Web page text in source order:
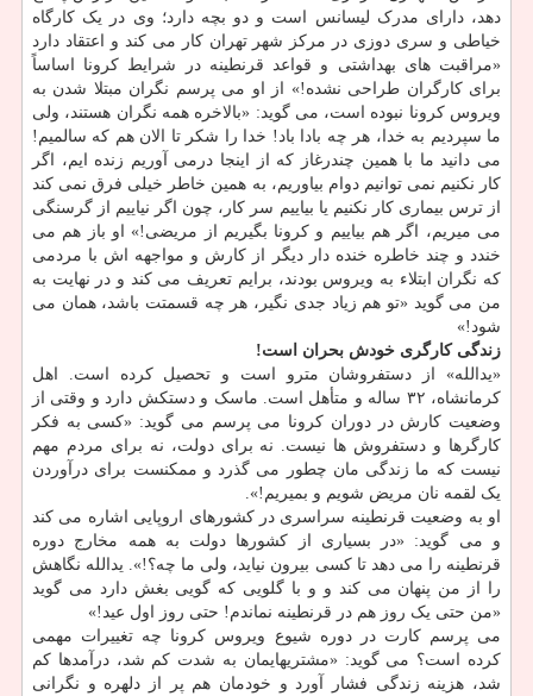
دهد، دارای مدرک لیسانس است و دو بچه دارد؛ وی در یک کارگاه
خیاطی و سری دوزی در مرکز شهر تهران کار می کند و اعتقاد دارد
«مراقبت های بهداشتی و قواعد قرنطینه در شرایط کرونا اساساً
برای کارگران طراحی نشده!» از او می پرسم نگران مبتلا شدن به
ویروس کرونا نبوده است، می گوید: «بالاخره همه نگران هستند، ولی
ما سپردیم به خدا، هر چه بادا باد! خدا را شکر تا الان هم که سالمیم!
می دانید ما با همین چندرغاز که از اینجا درمی آوریم زنده ایم، اگر
کار نکنیم نمی توانیم دوام بیاوریم، به همین خاطر خیلی فرق نمی کند
از ترس بیماری کار نکنیم یا بیاییم سر کار، چون اگر نیاییم از گرسنگی
می میریم، اگر هم بیاییم و کرونا بگیریم از مریضی!» او باز هم می
خندد و چند خاطره خنده دار دیگر از کارش و مواجهه اش با مردمی
که نگران ابتلاء به ویروس بودند، برایم تعریف می کند و در نهایت به
من می گوید «تو هم زیاد جدی نگیر، هر چه قسمتت باشد، همان می
شود!»
زندگی کارگری خودش بحران است!
«یدالله» از دستفروشان مترو است و تحصیل کرده است. اهل
کرمانشاه، ۳۲ ساله و متأهل است. ماسک و دستکش دارد و وقتی از
وضعیت کارش در دوران کرونا می پرسم می گوید: «کسی به فکر
کارگرها و دستفروش ها نیست. نه برای دولت، نه برای مردم مهم
نیست که ما زندگی مان چطور می گذرد و ممکنست برای درآوردن
یک لقمه نان مریض شویم و بمیریم!».
او به وضعیت قرنطینه سراسری در کشورهای اروپایی اشاره می کند
و می گوید: «در بسیاری از کشورها دولت به همه مخارج دوره
قرنطینه را می دهد تا کسی بیرون نیاید، ولی ما چه؟!». یدالله نگاهش
را از من پنهان می کند و و با گلویی که گویی بغش دارد می گوید
«من حتی یک روز هم در قرنطینه نماندم! حتی روز اول عید!»
می پرسم کارت در دوره شیوع ویروس کرونا چه تغییرات مهمی
کرده است؟ می گوید: «مشتریهایمان به شدت کم شد، درآمدها کم
شد، هزینه زندگی فشار آورد و خودمان هم پر از دلهره و نگرانی